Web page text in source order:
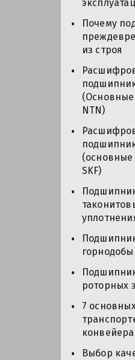
Почему
из строя
(Основные
NTN)
(основные
SKF)
роторных
7
конвейера
Выбор